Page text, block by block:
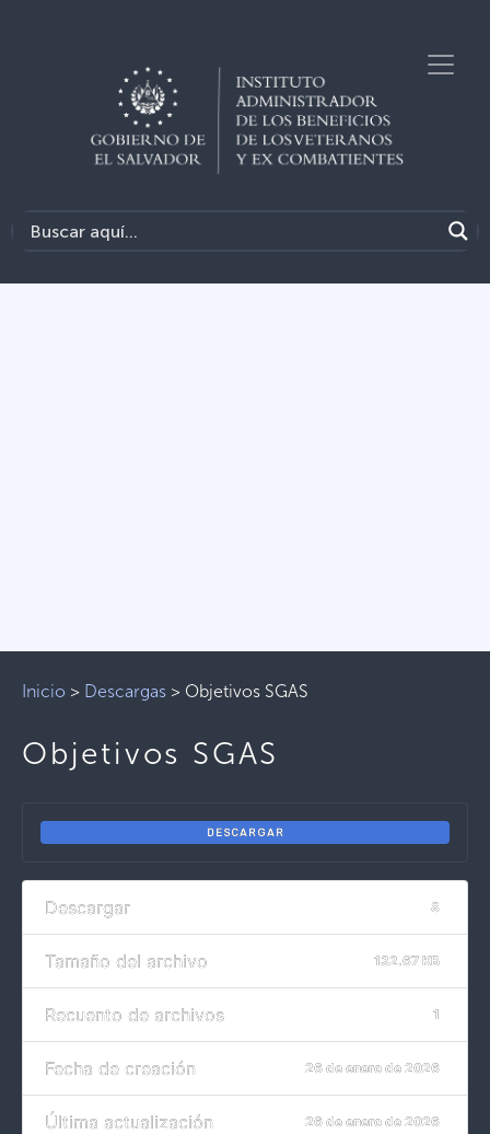
Inicio > Descargas > Objetivos SGAS
Objetivos SGAS
DESCARGAR
Descargar 8
Tamaño del archivo 132.67 KB
Recuento de archivos 1
Fecha de creación 26 de enero de 2026
Última actualización 26 de enero de 2026